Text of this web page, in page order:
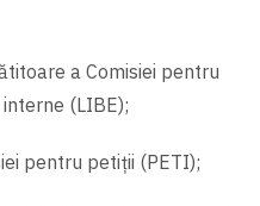
a Comisiei pentru
(LIBE);
pentru petiții (PETI);